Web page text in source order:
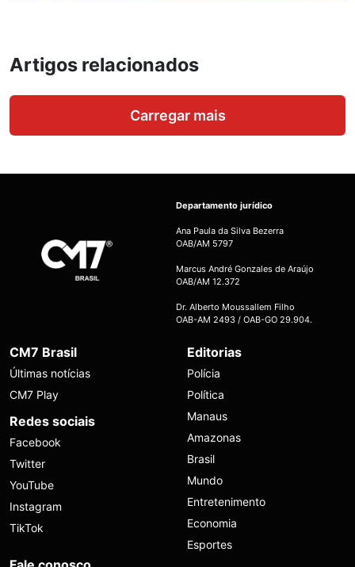
Artigos relacionados
Carregar mais
Departamento jurídico
Ana Paula da Silva Bezerra
OAB/AM 5797
Marcus André Gonzales de Araújo
OAB/AM 12.372
Dr. Alberto Moussallem Filho
OAB-AM 2493 / OAB-GO 29.904.
CM7 Brasil
Últimas notícias
CM7 Play
Redes sociais
Facebook
Twitter
YouTube
Instagram
TikTok
Editorias
Polícia
Política
Manaus
Amazonas
Brasil
Mundo
Entretenimento
Economia
Esportes